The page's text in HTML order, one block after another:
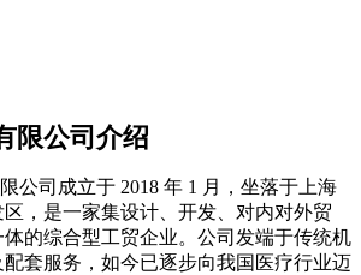
限公司介绍
公司成立于 2018 年 1 月，坐落于上海
，是一家集设计、开发、对内对外贸
的综合型工贸企业。公司发端于传统机
套服务，如今已逐步向我国医疗行业迈